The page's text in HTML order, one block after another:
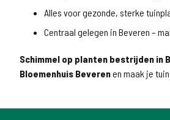
Alles voor gezonde, sterke
Centraal gelegen in Beveren –
Schimmel op planten bestrijden in
Bloemenhuis Beverenen maak je